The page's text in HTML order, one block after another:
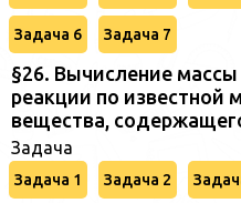
Задача 6 Задача 7
§26. Вычисление
реакции по известной
вещества,
Задача
Задача 1 Задача 2